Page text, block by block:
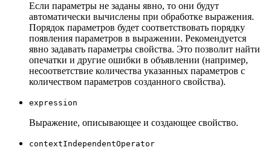
Если параметры не заданы явно, то они будут
автоматически вычислены при обработке выражения.
Порядок параметров будет соответствовать порядку
появления параметров в выражении. Рекомендуется
явно задавать параметры свойства. Это позволит найти
опечатки и другие ошибки в объявлении (например,
несоответствие количества указанных параметров с
количеством параметров созданного свойства).
expression
Выражение, описывающее и создающее свойство.
contextIndependentOperator